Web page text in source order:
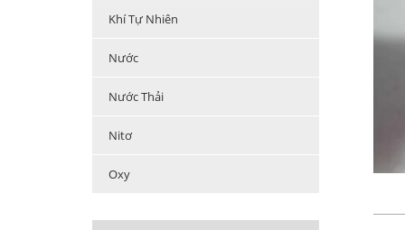
Khí Tự Nhiên
Nước
Nước Thải
Nitơ
Oxy